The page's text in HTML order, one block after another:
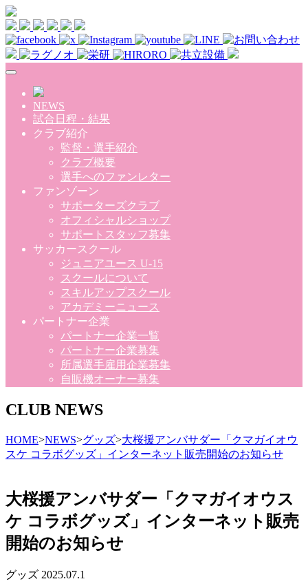
Skip to main content
NEWS
試合日程・結果
クラブ紹介
監督・選手紹介
クラブ概要
選手へのファンレター
ファンゾーン
サポーターズクラブ
オフィシャルショップ
サポートスタッフ募集
サッカースクール
ジュニアユース U-15
スクールについて
スキルアップスクール
アカデミーニュース
パートナー企業
パートナー企業一覧
パートナー企業募集
所属選手雇用企業募集
自販機オーナー募集
CLUB NEWS
HOME>NEWS>グッズ>大桜援アンバサダー「クマガイオウ
スケ コラボグッズ」インターネット販売開始のお知らせ
大桜援アンバサダー「クマガイオウス
ケ コラボグッズ」インターネット販売
開始のお知らせ
グッズ 2025.07.1